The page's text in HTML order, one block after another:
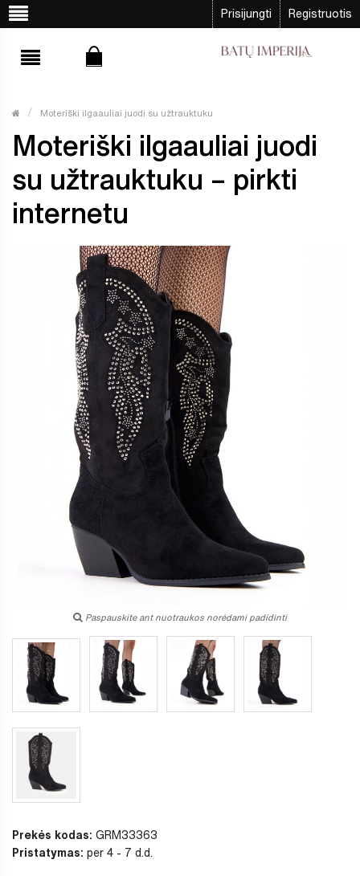
Prisijungti Registruotis
Moteriški ilgaauliai juodi su užtrauktuku
Moteriški ilgaauliai juodi
su užtrauktuku – pirkti
internetu
Paspauskite ant nuotraukos norėdami padidinti
Prekės kodas: GRM33363
Pristatymas: per 4 - 7 d.d.